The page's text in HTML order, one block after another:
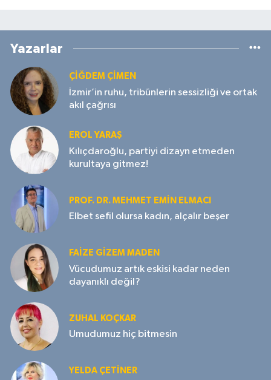
Yazarlar
ÇIĞDEM ÇIMEN
İzmir’in ruhu, tribünlerin sessizliği ve ortak
akıl çağrısı
EROL YARAŞ
Kılıçdaroğlu, partiyi dizayn etmeden
kurultaya gitmez!
PROF. DR. MEHMET EMIN ELMACI
Elbet sefil olursa kadın, alçalır beşer
FAIZE GIZEM MADEN
Vücudumuz artık eskisi kadar neden
dayanıklı değil?
ZUHAL KOÇKAR
Umudumuz hiç bitmesin
YELDA ÇETİNER